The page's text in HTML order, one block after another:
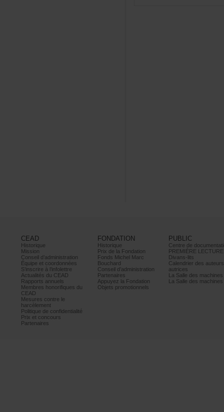
CEAD
Historique
Mission
Conseild’administration
Équipeetcoordonnées
S’inscrireàl’infolettre
ActualitésduCEAD
Rapportsannuels
Membreshonorifiquesdu
CEAD
Mesurescontrele
harcèlement
Politiquedeconfidentialité
Prixetconcours
Partenaires
FONDATION
Historique
PrixdelaFondation
FondsMichelMarc
Bouchard
Conseild’administration
Partenaires
AppuyezlaFondation
Objetspromotionnels
PUBLIC
PREMIÈRELECTURE
Divans-lits
autrices